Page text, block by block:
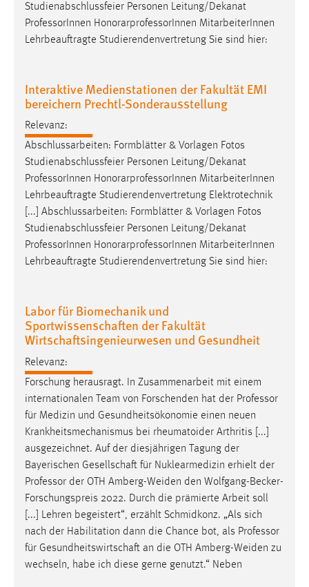
Studienabschlussfeier Personen Leitung/Dekanat
Professor Innen HonorarprofessorInnen MitarbeiterInnen
Lehrbeauftragte Studierendenvertretung Sie sind hier:
Interaktive Medienstationen der Fakultät EMI
bereichern Prechtl-Sonderausstellung
Relevanz:
Abschlussarbeiten: Formblätter & Vorlagen Fotos
Studienabschlussfeier Personen Leitung/Dekanat
ProfessorInnen HonorarprofessorInnen MitarbeiterInnen
Lehrbeauftragte Studierendenvertretung Elektrotechnik
[...] Abschlussarbeiten: Formblätter & Vorlagen Fotos
Studienabschlussfeier Personen Leitung/Dekanat
ProfessorInnen HonorarprofessorInnen MitarbeiterInnen
Lehrbeauftragte Studierendenvertretung Sie sind hier:
Labor für Biomechanik und
Sportwissenschaften der Fakultät
Wirtschaftsingenieurwesen und Gesundheit
Relevanz:
Forschung herausragt. In Zusammenarbeit mit einem
internationalen Team von Forschenden hat der Professor
für Medizin und Gesundheitsökonomie einen neuen
Krankheitsmechanismus bei rheumatoider Arthritis [...]
ausgezeichnet. Auf der diesjährigen Tagung der
Bayerischen Gesellschaft für Nuklearmedizin erhielt der
Professor der OTH Amberg-Weiden den Wolfgang-Becker-
Forschungspreis 2022. Durch die prämierte Arbeit soll
[...] Lehren begeistert“, erzählt Schmidkonz. „Als sich
nach der Habilitation dann die Chance bot, als Professor
für Gesundheitswirtschaft an die OTH Amberg-Weiden zu
wechseln, habe ich diese gerne genutzt.“ Neben